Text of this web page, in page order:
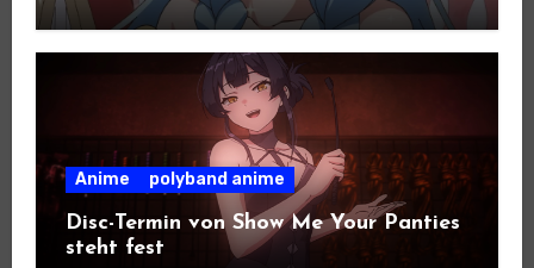
Anime polyband anime
Disc-Termin von Show Me Your Panties
steht fest